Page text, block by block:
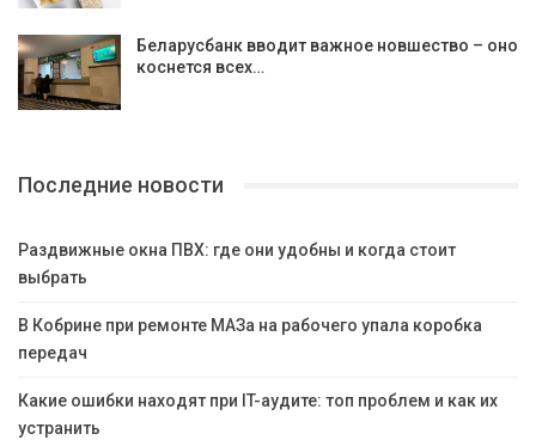
Беларусбанк вводит важное новшество – оно
коснется всех…
Последние новости
Раздвижные окна ПВХ: где они удобны и когда стоит
выбрать
В Кобрине при ремонте МАЗа на рабочего упала коробка
передач
Какие ошибки находят при IT-аудите: топ проблем и как их
устранить